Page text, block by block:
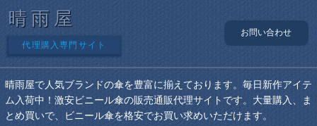
晴雨屋
代理購入専門サイト
お問い合わせ
晴雨屋で人気ブランドの傘を豊富に揃えております。毎日新作アイテ
ム入荷中！激安ビニール傘の販売通販代理サイトです。大量購入、ま
とめ買いで、ビニール傘を格安でお買い求めいただけます。